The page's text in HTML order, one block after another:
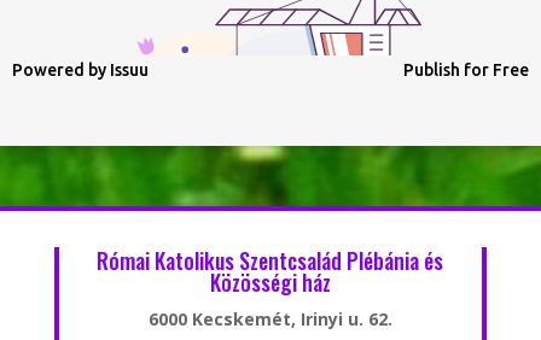
Powered by Issuu Publish for Free
Római Katolikus Szentcsalád Plébánia és
Közösségi ház
6000 Kecskemét, Irinyi u. 62.